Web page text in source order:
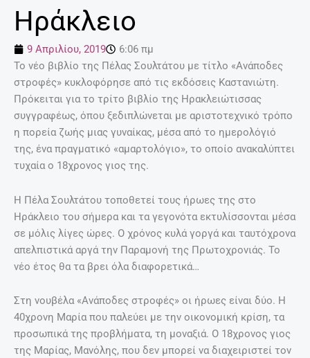
Ηράκλειο
9 Απριλίου, 2019
6:06 πμ
Το νέο βιβλίο της Πέλας Σουλτάτου με τίτλο «Ανάποδες
στροφές» κυκλοφόρησε από τις εκδόσεις Καστανιώτη.
Πρόκειται για το τρίτο βιβλίο της Ηρακλειώτισσας
συγγραφέως, όπου ξεδιπλώνεται με αριστοτεχνικό τρόπο
η πορεία ζωής μιας γυναίκας, μέσα από το ημερολόγιό
της, ένα πραγματικό «αμαρτολόγιο», το οποίο ανακαλύπτει
τυχαία ο 18χρονος γιος της.
Η Πέλα Σουλτάτου τοποθετεί τους ήρωες της στο
Ηράκλειο του σήμερα και τα γεγονότα εκτυλίσσονται μέσα
σε μόλις λίγες ώρες. Ο χρόνος κυλά γοργά και ταυτόχρονα
απελπιστικά αργά την Παραμονή της Πρωτοχρονιάς. Το
νέο έτος θα τα βρει όλα διαφορετικά…
Στη νουβέλα «Ανάποδες στροφές» οι ήρωες είναι δύο. Η
40χρονη Μαρία που παλεύει με την οικονομική κρίση, τα
προσωπικά της προβλήματα, τη μοναξιά. Ο 18χρονος γιος
της Μαρίας, Μανόλης, που δεν μπορεί να διαχειριστεί τον